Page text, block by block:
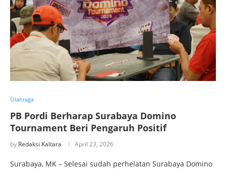
Olahraga
PB Pordi Berharap Surabaya Domino
Tournament Beri Pengaruh Positif
by Redaksi Kaltara April 23, 2026
Surabaya, MK – Selesai sudah perhelatan Surabaya Domino